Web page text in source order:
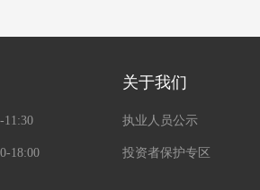
11:30
18:00
关于我们
执业人员公示
投资者保护专区